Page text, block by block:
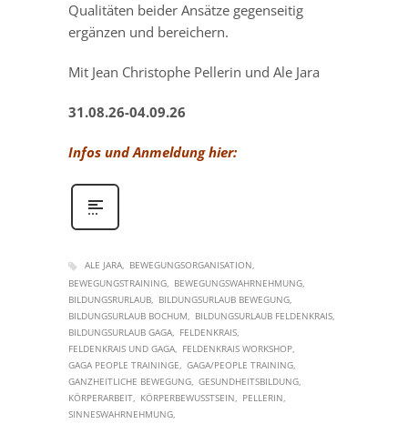
Qualitäten beider Ansätze gegenseitig
ergänzen und bereichern.
Mit Jean Christophe Pellerin und Ale Jara
31.08.26-04.09.26
Infos und Anmeldung hier:
ALE JARA
BEWEGUNGSORGANISATION
BEWEGUNGSTRAINING
BEWEGUNGSWAHRNEHMUNG
BILDUNGSRURLAUB
BILDUNGSURLAUB BEWEGUNG
BILDUNGSURLAUB BOCHUM
BILDUNGSURLAUB FELDENKRAIS
BILDUNGSURLAUB GAGA
FELDENKRAIS
FELDENKRAIS UND GAGA
FELDENKRAIS WORKSHOP
GAGA PEOPLE TRAININGE
GAGA/PEOPLE TRAINING
GANZHEITLICHE BEWEGUNG GESUNDHEITSBILDUNG
KÖRPERARBEIT
KÖRPERBEWUSSTSEIN
PELLERIN
SINNESWAHRNEHMUNG